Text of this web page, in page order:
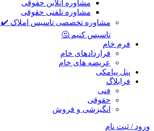
مشاوره آنلاین حقوقی
مشاوره تلفنی حقوقی
مشاوره تخصصی تاسیس املاک ✔️
تاسیس کنیم 🤔
فرم خام
قراردادهای خام
عریضه های خام
پنل پیامکی
فرابلاگ
فنی
حقوقی
انگیزشی و فروش
ورود / ثبت نام